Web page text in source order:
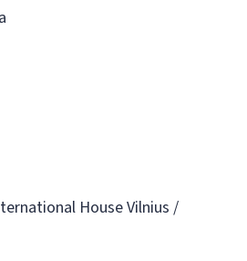
House Vilnius /